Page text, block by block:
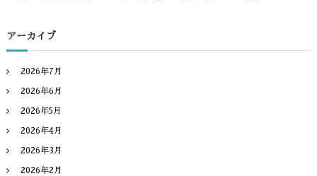
アーカイブ
2026年7月
2026年6月
2026年5月
2026年4月
2026年3月
2026年2月